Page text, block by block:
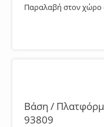
Παραλαβή στον χώρο
Βάση /
93809